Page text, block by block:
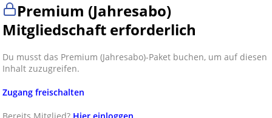
Premium (Jahresabo)
Mitgliedschaft erforderlich
Du musst das Premium (Jahresabo)-Paket buchen, um auf diesen
Inhalt zuzugreifen.
Zugang freischalten